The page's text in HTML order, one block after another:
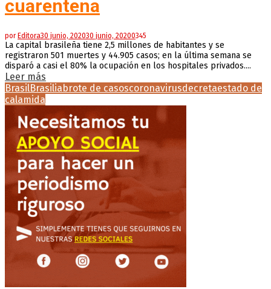
cuarentena
por Editora30 junio, 202030 junio, 20200345
La capital brasileña tiene 2,5 millones de habitantes y se
registraron 501 muertes y 44.905 casos; en la última semana se
disparó a casi el 80% la ocupación en los hospitales privados....
Leer más
BrasilBrasilia brote de casoscoronavirusdecretaestado de
calamida